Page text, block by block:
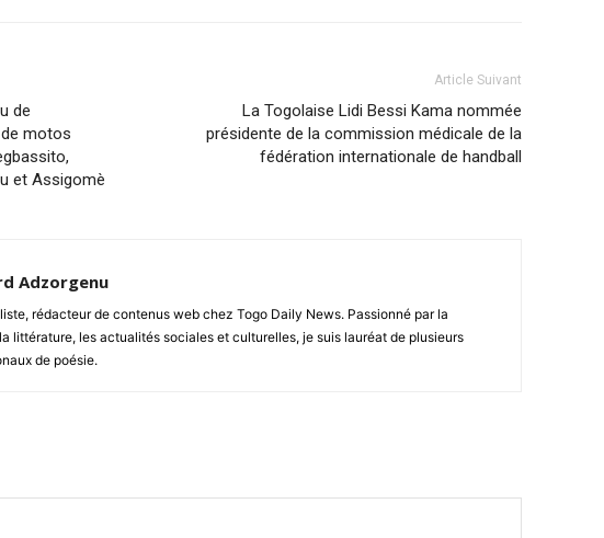
de
motos
et Assigomè
Article Suivant
La Togolaise Lidi Bessi Kama nommée
présidente de la commission médicale de la
fédération internationale de handball
Adzorgenu
rédacteur de contenus web chez Togo Daily News. Passionné par la
littérature, les actualités sociales et culturelles, je suis lauréat de plusieurs
de poésie.